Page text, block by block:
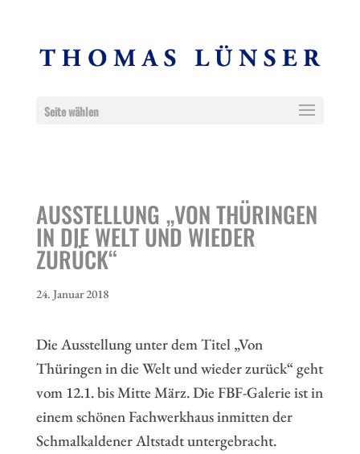
Seite wählen
AUSSTELLUNG „VON THÜRINGEN
IN DIE WELT UND WIEDER
ZURÜCK“
24. Januar 2018
Die Ausstellung unter dem Titel „Von
Thüringen in die Welt und wieder zurück“ geht
vom 12.1. bis Mitte März. Die FBF-Galerie ist in
einem schönen Fachwerkhaus inmitten der
Schmalkaldener Altstadt untergebracht.